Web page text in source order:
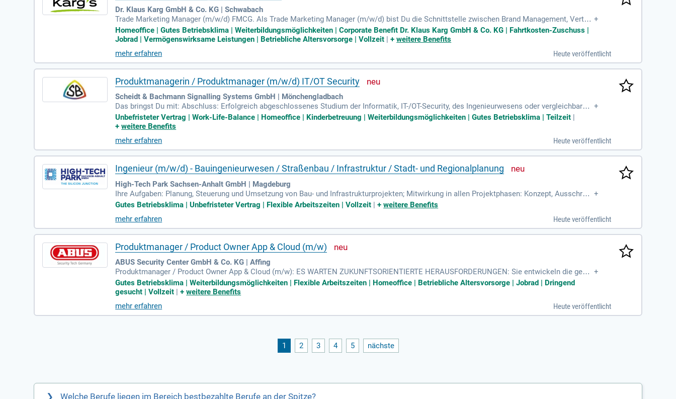
Dr. Klaus Karg GmbH & Co. KG | Schwabach
Trade Marketing Manager (m/w/d) FMCG. Als Trade Marketing Manager (m/w/d) bist Du die Schnittstelle zwischen Brand Management, Vertrie
b und Handel.
+
Homeoffice | Gutes Betriebsklima | Weiterbildungsmöglichkeiten | Corporate Benefit Dr. Klaus Karg GmbH & Co. KG | Fahrtkosten-Zuschuss |
Jobrad | Vermögenswirksame Leistungen | Betriebliche Altersvorsorge | Vollzeit |+weitere Benefits
mehr erfahren
Heute veröffentlicht
Produktmanagerin / Produktmanager (m/w/d) IT/OT Security
Scheidt & Bachmann Signalling Systems GmbH | Mönchengladbach
Das bringst Du mit: Abschluss: Erfolgreich abgeschlossenes Studium der Informatik, IT-/OT-Security, des Ingenieurwesens oder vergleichbare Q
ualifikation; Mehrjährige Erfahrung im IT-/OT-Security-Umfeld sowie im Produkt- oder Projektmanagement; Begeisterung
+
Unbefristeter Vertrag | Work-Life-Balance | Homeoffice | Kinderbetreuung | Weiterbildungsmöglichkeiten | Gutes Betriebsklima | Teilzeit
+weitere Benefits
mehr erfahren
Heute veröffentlicht
Ingenieur (m/w/d) - Bauingenieurwesen / Straßenbau / Infrastruktur / Stadt- und Regionalplanung
High-Tech Park Sachsen-Anhalt GmbH | Magdeburg
Ihre Aufgaben: Planung, Steuerung und Umsetzung von Bau- und Infrastrukturprojekten; Mitwirkung in allen Projektphasen: Konzept, Ausschreib
ung, Bauausführung und Abrechnung; Koordination mit internen Fachbereichen, Ingenieur- und Planungsbüros, Bauunternehmen
+
Gutes Betriebsklima | Unbefristeter Vertrag | Flexible Arbeitszeiten | Vollzeit |+weitere Benefits
mehr erfahren
Heute veröffentlicht
Produktmanager / Product Owner App & Cloud (m/w)
ABUS Security Center GmbH & Co. KG | Affing
Produktmanager / Product Owner App & Cloud (m/w): ES WARTEN ZUKUNFTSORIENTIERTE HERAUSFORDERUNGEN: Sie entwickeln die gewe
rkeübergreifenden Software-as-a-Service-Lösungen unserer digitalen zukünftigen Sicherheitslösung.
+
Gutes Betriebsklima | Weiterbildungsmöglichkeiten | Flexible Arbeitszeiten | Homeoffice | Betriebliche Altersvorsorge | Jobrad | Dringend
gesucht | Vollzeit |+weitere Benefits
mehr erfahren
Heute veröffentlicht
1 2 3 4 5 nächste
Welche Berufe liegen im Bereich bestbezahlte Berufe an der Spitze?